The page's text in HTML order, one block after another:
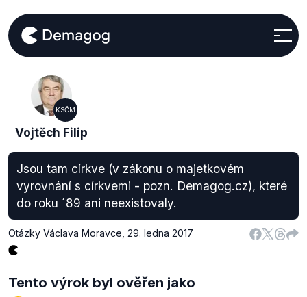
KSČM
Vojtěch Filip
Jsou tam církve (v zákonu o majetkovém
vyrovnání s církvemi - pozn. Demagog.cz), které
do roku ´89 ani neexistovaly.
Otázky Václava Moravce 29. ledna 2017
Tento výrok byl ověřen jako